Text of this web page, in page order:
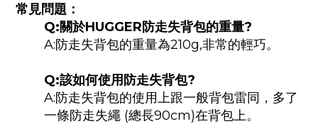
常見問題：
Q:關於HUGGER防走失背包的重量?
A:防走失背包的重量為210g,非常的輕巧。
Q:該如何使用防走失背包?
A:防走失背包的使用上跟一般背包雷同，多了
一條防走失繩 (總長90cm)在背包上。